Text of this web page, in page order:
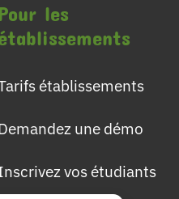
Pour les
établissements
une démo
vos étudiants